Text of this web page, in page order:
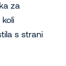
za
s strani